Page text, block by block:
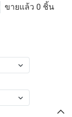
ขายแล้ว 0 ชิ้น